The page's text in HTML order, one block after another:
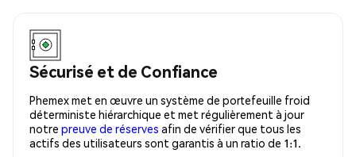
Sécurisé et de Confiance
Phemex met en œuvre un système de portefeuille froid
déterministe hiérarchique et met régulièrement à jour
notre preuve de réserves afin de vérifier que tous les
actifs des utilisateurs sont garantis à un ratio de 1:1.